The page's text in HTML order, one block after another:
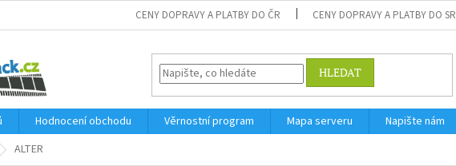
CENY DOPRAVY A PLATBY DO ČR CENY DOPRAVY A PLATBY DO SR
HLEDAT
Hodnocení obchodu Věrnostní program Mapa serveru Napište nám
ALTER